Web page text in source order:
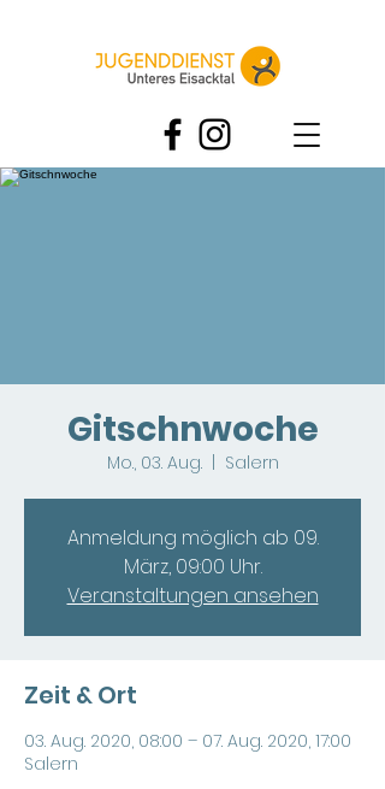
Gitschnwoche
Mo., 03. Aug.
  |
Salern
Anmeldung möglich ab 09.
März, 09:00 Uhr.
Veranstaltungen ansehen
Zeit & Ort
03. Aug. 2020, 08:00 – 07. Aug. 2020, 17:00
Salern